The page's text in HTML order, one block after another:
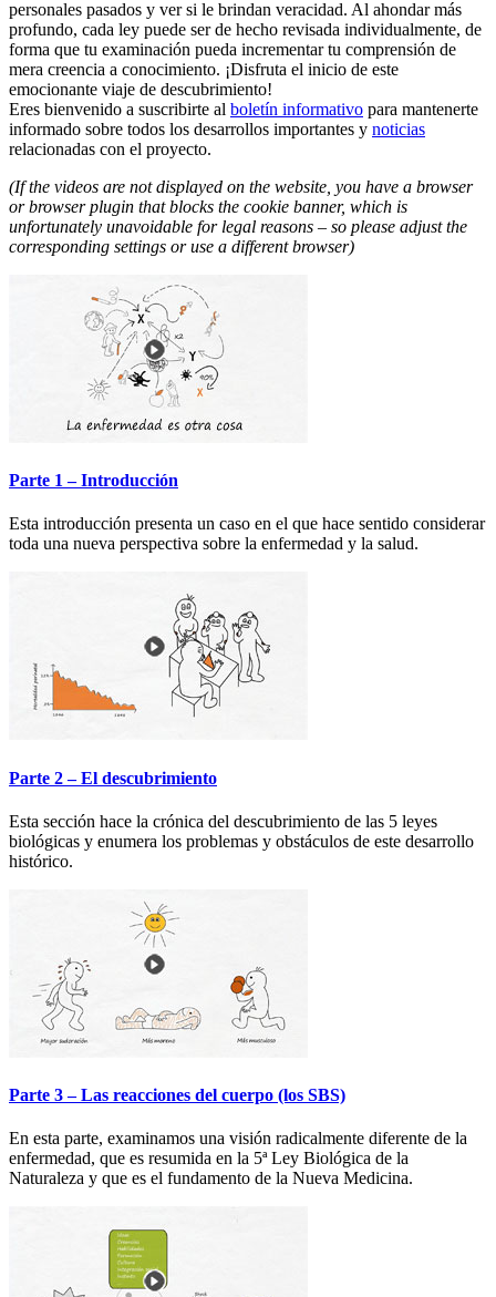
personales pasados y ver si le brindan veracidad. Al ahondar más
profundo, cada ley puede ser de hecho revisada individualmente, de
forma que tu examinación pueda incrementar tu comprensión de
mera creencia a conocimiento. ¡Disfruta el inicio de este
emocionante viaje de descubrimiento!
Eres bienvenido a suscribirte al boletín informativo para mantenerte
informado sobre todos los desarrollos importantes y noticias
relacionadas con el proyecto.
(If the videos are not displayed on the website, you have a browser
or browser plugin that blocks the cookie banner, which is
unfortunately unavoidable for legal reasons – so please adjust the
corresponding settings or use a different browser)
Parte 1 – Introducción
Esta introducción presenta un caso en el que hace sentido considerar
toda una nueva perspectiva sobre la enfermedad y la salud.
Parte 2 – El descubrimiento
Esta sección hace la crónica del descubrimiento de las 5 leyes
biológicas y enumera los problemas y obstáculos de este desarrollo
histórico.
Parte 3 – Las reacciones del cuerpo (los SBS)
En esta parte, examinamos una visión radicalmente diferente de la
enfermedad, que es resumida en la 5ª Ley Biológica de la
Naturaleza y que es el fundamento de la Nueva Medicina.